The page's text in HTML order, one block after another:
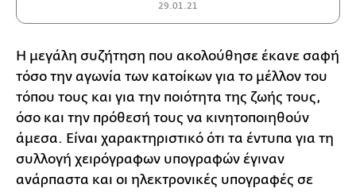
29.01.21
Η μεγάλη συζήτηση που ακολούθησε έκανε σαφή
τόσο την αγωνία των κατοίκων για το μέλλον του
τόπου τους και για την ποιότητα της ζωής τους,
όσο και την πρόθεσή τους να κινητοποιηθούν
άμεσα. Είναι χαρακτηριστικό ότι τα έντυπα για τη
συλλογή χειρόγραφων υπογραφών έγιναν
ανάρπαστα και οι ηλεκτρονικές υπογραφές σε